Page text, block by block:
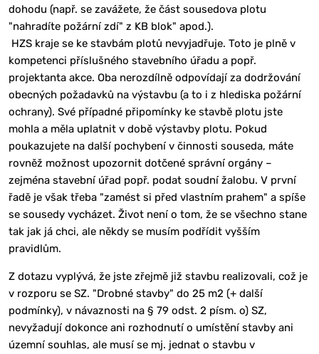
dohodu (např. se zavážete, že část sousedova plotu
"nahradíte požární zdí" z KB blok" apod.).
HZS kraje se ke stavbám plotů nevyjadřuje. Toto je plně v
kompetenci příslušného stavebního úřadu a popř.
projektanta akce. Oba nerozdílně odpovídají za dodržování
obecných požadavků na výstavbu (a to i z hlediska požární
ochrany). Své případné připomínky ke stavbě plotu jste
mohla a měla uplatnit v době výstavby plotu. Pokud
poukazujete na další pochybení v činnosti souseda, máte
rovněž možnost upozornit dotčené správní orgány –
zejména stavební úřad popř. podat soudní žalobu. V první
řadě je však třeba "zamést si před vlastním prahem" a spíše
se sousedy vycházet. Život není o tom, že se všechno stane
tak jak já chci, ale někdy se musím podřídit vyšším
pravidlům.
Z dotazu vyplývá, že jste zřejmě již stavbu realizovali, což je
v rozporu se SZ. "Drobné stavby" do 25 m2 (+ další
podmínky), v návaznosti na § 79 odst. 2 písm. o) SZ,
nevyžadují dokonce ani rozhodnutí o umístění stavby ani
územní souhlas, ale musí se mj. jednat o stavbu v